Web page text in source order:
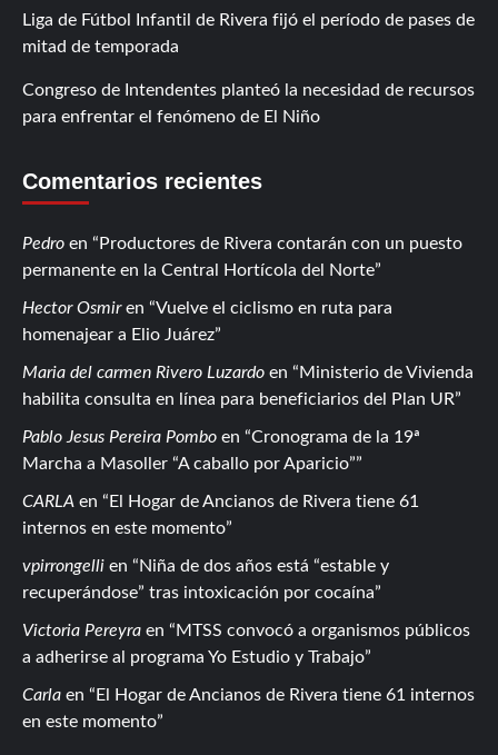
Liga de Fútbol Infantil de Rivera fijó el período de pases de
mitad de temporada
Congreso de Intendentes planteó la necesidad de recursos
para enfrentar el fenómeno de El Niño
Comentarios recientes
Pedro en
Productores de Rivera contarán con un puesto
permanente en la Central Hortícola del Norte
Hector Osmiren
Vuelve el ciclismo en ruta para
homenajear a Elio Juárez
Maria del carmen Rivero Luzardo en
Ministerio de Vivienda
habilita consulta en línea para beneficiarios del Plan UR
Pablo Jesus Pereira Pombo en
Cronograma de la 19ª
Marcha a Masoller “A caballo por Aparicio”
CARLA en
El Hogar de Ancianos de Rivera tiene 61
internos en este momento
vpirrongelli en
Niña de dos años está “estable y
recuperándose” tras intoxicación por cocaína
Victoria Pereyra en
MTSS convocó a organismos públicos
a adherirse al programa Yo Estudio y Trabajo
Carla en
El Hogar de Ancianos de Rivera tiene 61 internos
en este momento